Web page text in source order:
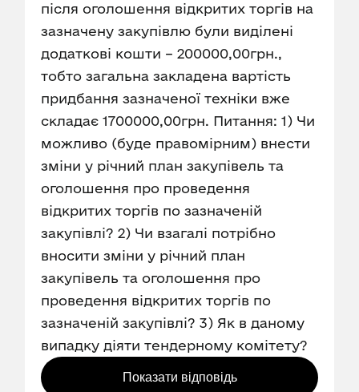
після оголошення відкритих торгів на
зазначену закупівлю були виділені
додаткові кошти – 200000,00грн.,
тобто загальна закладена вартість
придбання зазначеної техніки вже
складає 1700000,00грн. Питання: 1) Чи
можливо (буде правомірним) внести
зміни у річний план закупівель та
оголошення про проведення
відкритих торгів по зазначеній
закупівлі? 2) Чи взагалі потрібно
вносити зміни у річний план
закупівель та оголошення про
проведення відкритих торгів по
зазначеній закупівлі? 3) Як в даному
випадку діяти тендерному комітету?
Показати відповідь